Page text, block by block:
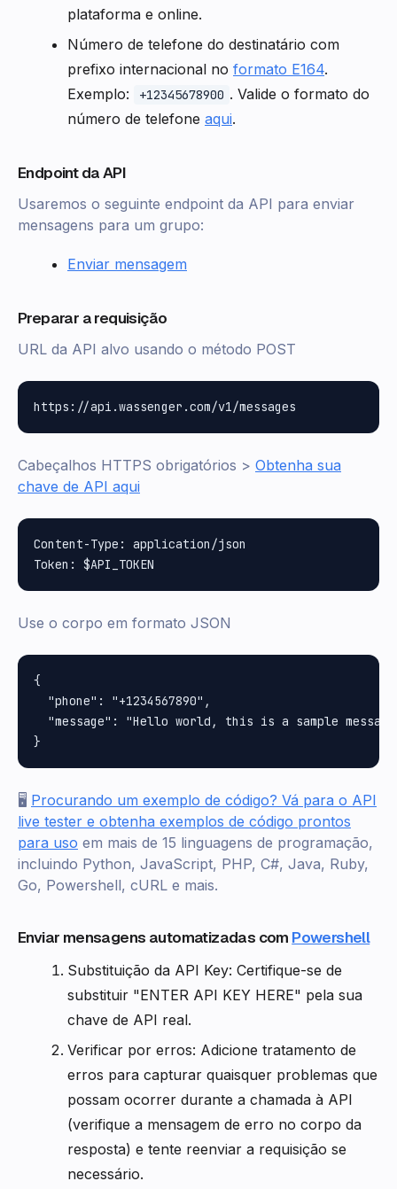
plataforma e online.
Número de telefone do destinatário com
prefixo internacional no formato E164.
Exemplo:
+12345678900 . Valide o formato do
número de telefone aqui.
Endpoint da API
Usaremos o seguinte endpoint da API para enviar
mensagens para um grupo:
Enviar mensagem
Preparar a requisição
URL da API alvo usando o método POST
Cabeçalhos HTTPS obrigatórios > Obtenha sua
chave de API aqui
Content-Type: application/json
Use o corpo em formato JSON
{
  "phone": "+1234567890",
"message": "Hello world, this is a sample
🖥️ Procurando um exemplo de código? Vá para o API
live tester e obtenha exemplos de código prontos
para uso em mais de 15 linguagens de programação,
incluindo Python, JavaScript, PHP, C#, Java, Ruby,
Go, Powershell, cURL e mais.
Enviar mensagens automatizadas com Powershell
Substituição da API Key: Certifique-se de
substituir "ENTER API KEY HERE" pela sua
chave de API real.
Verificar por erros: Adicione tratamento de
erros para capturar quaisquer problemas que
possam ocorrer durante a chamada à API
(verifique a mensagem de erro no corpo da
resposta) e tente reenviar a requisição se
necessário.